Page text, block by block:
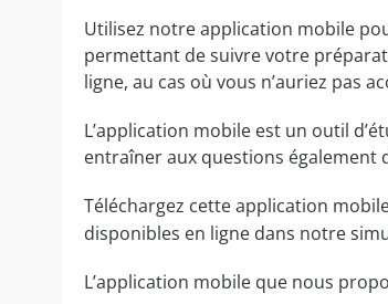
Utilisez notre application mobile
permettant de suivre votre
ligne, au cas où vous n’auriez pas
L’application mobile est un outil
entraîner aux questions également
Téléchargez cette application
disponibles en ligne dans notre
L’application mobile que nous